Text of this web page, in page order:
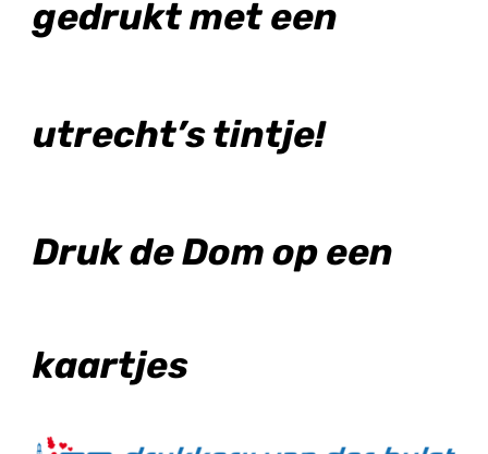
Geboortekaartjes
gedrukt met een
utrecht’s tintje!
Druk de Dom op een
kaartjes